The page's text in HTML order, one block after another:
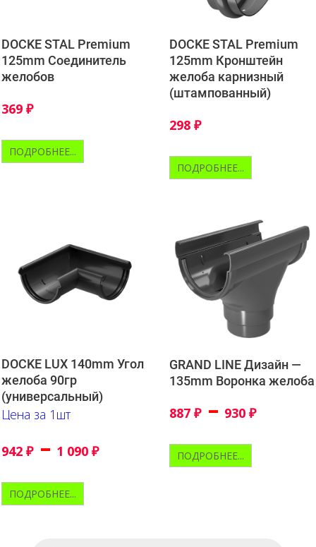
DOCKE STAL Premium
125mm Соединитель
желобов
369 ₽
ПОДРОБНЕЕ...
DOCKE STAL Premium
125mm Кронштейн
желоба карнизный
(штампованный)
298 ₽
ПОДРОБНЕЕ...
DOCKE LUX 140mm Угол
желоба 90гр
(универсальный)
Цена за 1шт
942 ₽ – 1 090 ₽
ПОДРОБНЕЕ...
GRAND LINE Дизайн —
135mm Воронка желоба
887 ₽ – 930 ₽
ПОДРОБНЕЕ...